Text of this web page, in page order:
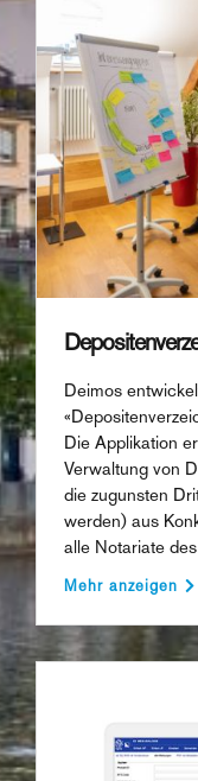
Deimos
Die Applikation
Verwaltung von
die zugunsten
werden) aus
alle Notariate
Mehr anzeigen